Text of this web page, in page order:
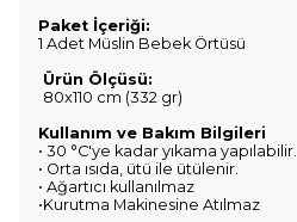
Paket İçeriği:
1 Adet Müslin Bebek Örtüsü
Ürün Ölçüsü:
80x110 cm (332 gr)
Kullanım ve Bakım Bilgileri
• 30 °C'ye kadar yıkama yapılabilir.
• Orta ısıda, ütü ile ütülenir.
• Ağartıcı kullanılmaz
•Kurutma Makinesine Atılmaz